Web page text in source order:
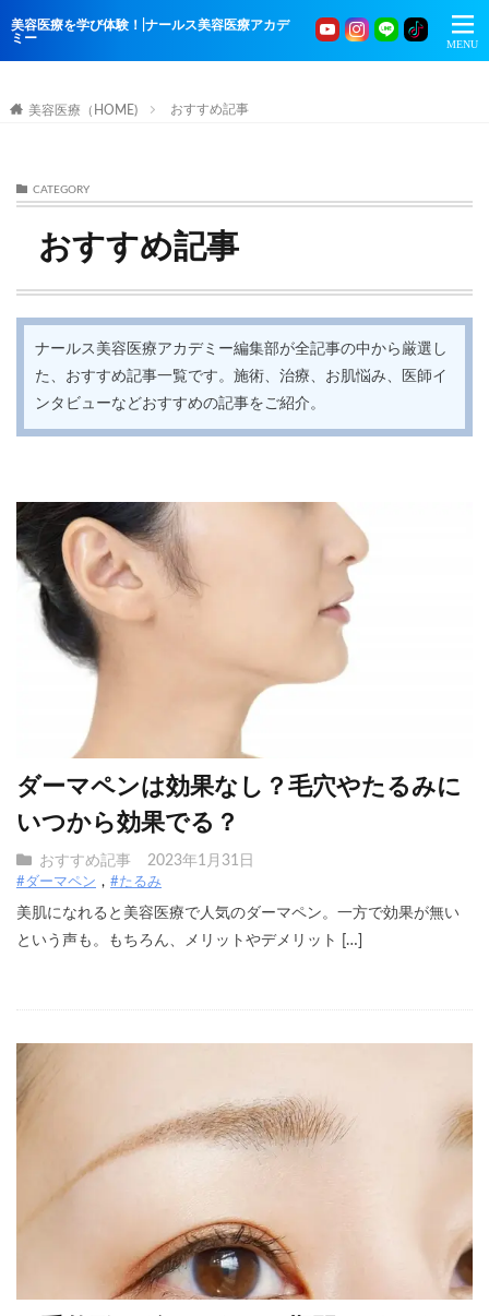
美容医療を学び体験！|ナールス美容医療アカデ
ミー
美容医療（HOME) おすすめ記事
CATEGORY
おすすめ記事
ナールス美容医療アカデミー編集部が全記事の中から厳選し
た、おすすめ記事一覧です。施術、治療、お肌悩み、医師イ
ンタビューなどおすすめの記事をご紹介。
ダーマペンは効果なし？毛穴やたるみに
いつから効果でる？
おすすめ記事 2023年1月31日
#ダーマペン #たるみ
美肌になれると美容医療で人気のダーマペン。一方で効果が無い
という声も。もちろん、メリットやデメリット […]